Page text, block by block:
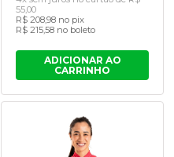
55,00
R$ 208,98 no pix
R$ 215,58 no boleto
ADICIONAR AO
CARRINHO